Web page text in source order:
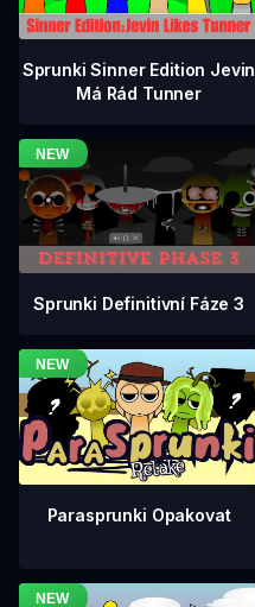
Sprunki Sinner Edition Jevin
Má Rád Tunner
Sprunki Definitivní Fáze 3
Parasprunki Opakovat